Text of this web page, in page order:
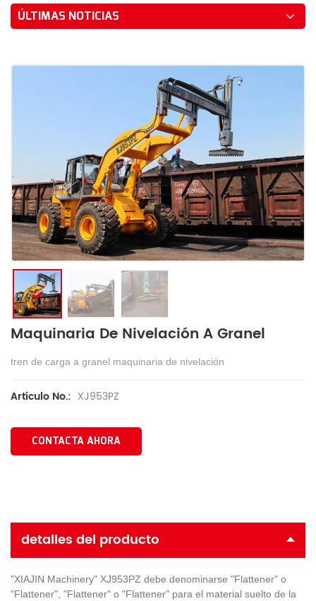
ÚLTIMAS NOTICIAS
Maquinaria De Nivelación A Granel
tren de carga a granel maquinaria de nivelación
Artículo No.: XJ953PZ
CONTACTA AHORA
detalles del producto
"XIAJIN Machinery" XJ953PZ debe denominarse "Flattener" o
"Flattener", "Flattener" o "Flattener" para el material suelto de la